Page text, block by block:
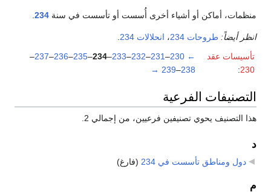
منظمات، أماكن أو أشياء أخرى أُسست أو تأسست في سنة 234
انظر أيضاً: طروحات 234 ، انحلالات 234
تأسيسات عقد
230
:
←
230
–
231
–
232
–
233
–
234
–
235
–
236
–
237
–
238
–
239
→
التصنيفات الفرعية
هذا التصنيف يحوي تصنيفين فرعيين، من إجمالي 2.
د
دول ومناطق تأسست في 234 (فارغ)
م